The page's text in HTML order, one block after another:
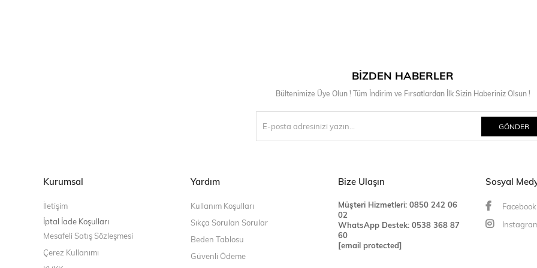
BIZDEN HABERLER
Bültenimize Üye Olun ! Tüm İndirim ve Fırsatlardan İlk Sizin Haberiniz Olsun !
GÖNDER
Kurumsal
İletişim
İptal İade Koşulları
Mesafeli Satış Sözleşmesi
Çerez Kullanımı
Yardım
Kullanım Koşulları
Sıkça Sorulan Sorular
Beden Tablosu
Güvenli Ödeme
Bize Ulaşın
Müşteri Hizmetleri: 0850 242 06
02
WhatsApp Destek: 0538 368 87
60
[email protected]
Sosyal
Facebook